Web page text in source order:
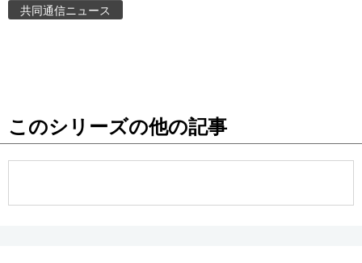
Images
お知らせ
公式SNS
共同通信ニュース
このシリーズの他の記事